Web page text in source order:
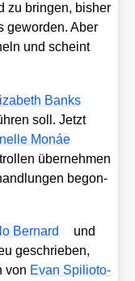
zu brin­gen, bis­her
gewor­den. Aber
und scheint
Banks
soll. Jetzt
Monáe
über­neh­men
begon­
Ber­nard
und
geschrie­ben,
von Evan Spi­li­o­to­